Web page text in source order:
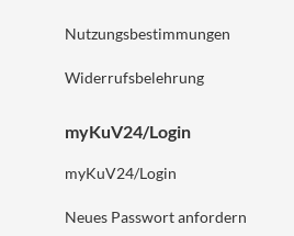
Nutzungsbestimmungen
Widerrufsbelehrung
myKuV24/Login
myKuV24/Login
Neues Passwort anfordern